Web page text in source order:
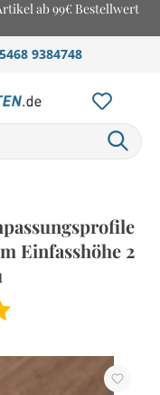
ab 99€ Bestellwert
9384748
Einfasshöhe 2